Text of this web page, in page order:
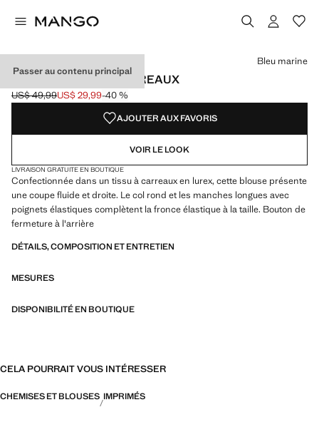
Passer au contenu principal
BLOUSE LUREX À CARREAUX
Prix initial barré [US$ 49,99 ]
US$ 49,99
Prix actuel [US$ 29,99 ]
US$ 29,99-40 %
Choisissez une couleur
Couleur Bleu marine sélectionnée
Bleu marine
AJOUTER AUX FAVORIS
VOIR LE LOOK
LIVRAISON GRATUITE EN BOUTIQUE
Confectionnée dans un tissu à carreaux en lurex, cette blouse présente
une coupe fluide et droite. Le col rond et les manches longues avec
poignets élastiques complètent la fronce élastique à la taille. Bouton de
fermeture à l'arrière
DÉTAILS, COMPOSITION ET ENTRETIEN
MESURES
DISPONIBILITÉ EN BOUTIQUE
CELA POURRAIT VOUS INTÉRESSER
CHEMISES ET BLOUSES IMPRIMÉS